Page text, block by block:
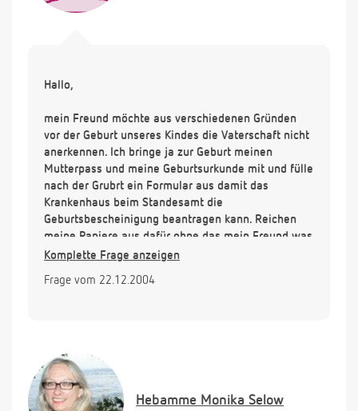
Hallo,
mein Freund möchte aus verschiedenen Gründen
vor der Geburt unseres Kindes die Vaterschaft nicht
anerkennen. Ich bringe ja zur Geburt meinen
Mutterpass und meine Geburtsurkunde mit und fülle
nach der Grubrt ein Formular aus damit das
Krankenhaus beim Standesamt die
Geburtsbescheinigung beantragen kann. Reichen
meine Papiere aus dafür ohne das mein Freund was
unterschreibt. Es gibt ja viele Mütter wo der Vater
müsste das doch ausreichen oder ?!
Komplette Frage anzeigen
Frage vom 22.12.2004
Hebamme Monika Selow